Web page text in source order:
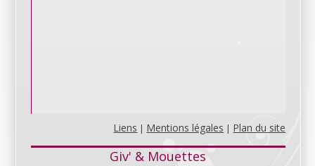
Liens | Mentions légales | Plan du site
Giv' & Mouettes